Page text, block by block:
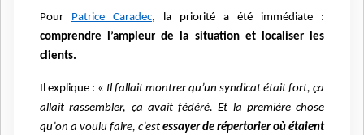
Pour Patrice Caradec, la priorité a été immédiate :
comprendre l’ampleur de la situation et localiser les
clients.
Il explique : « Il fallait montrer qu’un syndicat était fort, ça
allait rassembler, ça avait fédéré. Et la première chose
qu’on a voulu faire, c’est essayer de répertorier où étaient